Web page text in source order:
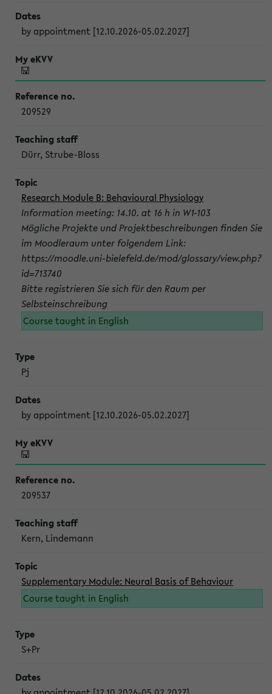
by appointment [12.10.2026-05.02.2027]
209529
Dürr, Strube-Bloss
Research Module B: Behavioural Physiology
Information meeting: 14.10. at 16 h in W1-103
Mögliche Projekte und Projektbeschreibungen finden Sie
im Moodleraum unter folgendem Link:
https://moodle.uni-bielefeld.de/mod/glossary/view.php?
id=713740
Bitte registrieren Sie sich für den Raum per
Selbsteinschreibung
Course taught in English
Pj
by appointment [12.10.2026-05.02.2027]
209537
Kern, Lindemann
Supplementary Module: Neural Basis of Behaviour
Course taught in English
S+Pr